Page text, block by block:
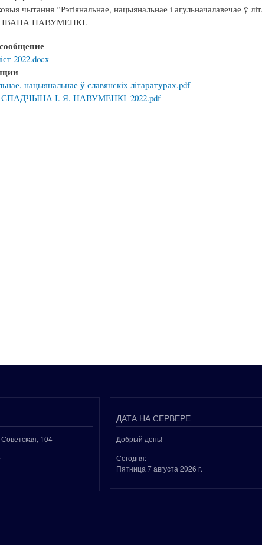
чытання “Рэгіянальнае, нацыянальнае і агульначалавечае ў
ІВАНА НАВУМЕНКІ.
2022.docx
нацыянальнае ў славянскіх літаратурах.pdf
І. Я. НАВУМЕНКІ_2022.pdf
104
ДАТА НА СЕРВЕРЕ
Добрый день!
Сегодня:
Пятница 7 августа 2026 г.